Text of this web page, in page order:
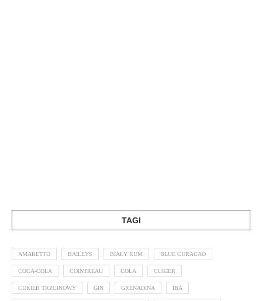
TAGI
AMARETTO BAILEYS BIAŁY RUM BLUE CURACAO
COCA-COLA COINTREAU COLA CUKIER
CUKIER TRZCINOWY GIN GRENADINA IBA